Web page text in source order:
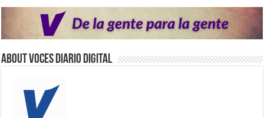
About VOCES Diario digital